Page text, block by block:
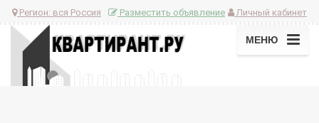
Регион: вся Россия Личный кабинет
Разместить объявление
МЕНЮ